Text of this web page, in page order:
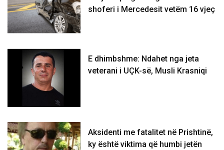
shoferi i Mercedesit vetëm 16 vjeç
E dhimbshme: Ndahet nga jeta
veterani i UÇK-së, Musli Krasniqi
Aksidenti me fatalitet në Prishtinë,
ky është viktima që humbi jetën